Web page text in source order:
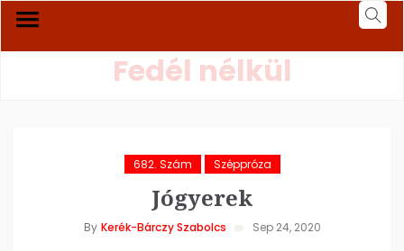
Fedél nélkül
682. Szám Széppróza
Jógyerek
By Kerék-Bárczy Szabolcs Sep 24, 2020